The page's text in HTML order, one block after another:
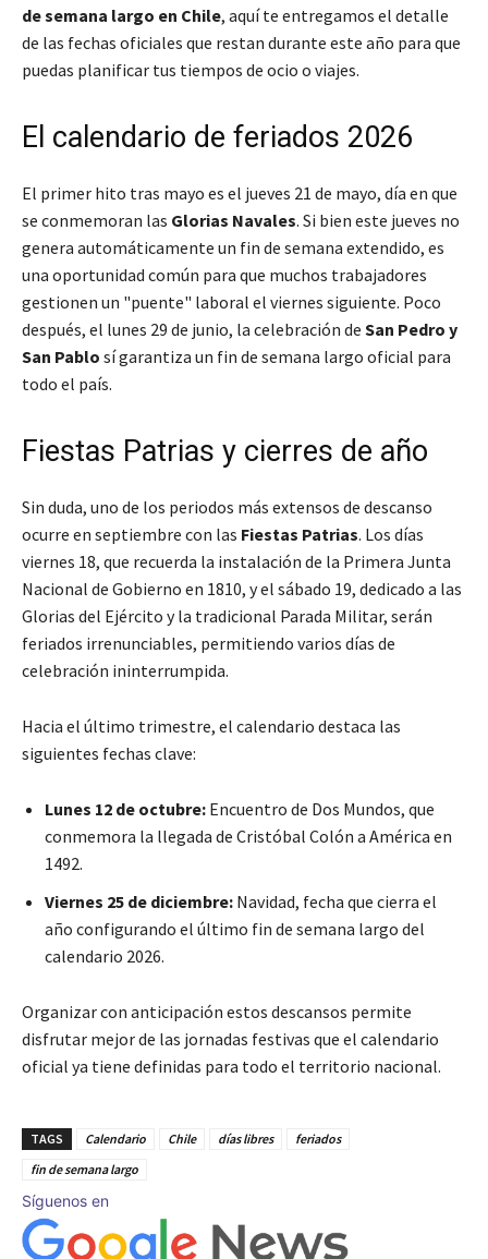
de semana largo en Chile, aquí te entregamos el detalle
de las fechas oficiales que restan durante este año para que
puedas planificar tus tiempos de ocio o viajes.
El calendario de feriados 2026
El primer hito tras mayo es el jueves 21 de mayo, día en que
se conmemoran las Glorias Navales. Si bien este jueves no
genera automáticamente un fin de semana extendido, es
una oportunidad común para que muchos trabajadores
gestionen un "puente" laboral el viernes siguiente. Poco
después, el lunes 29 de junio, la celebración de San Pedro y
San Pablo sí garantiza un fin de semana largo oficial para
todo el país.
Fiestas Patrias y cierres de año
Sin duda, uno de los periodos más extensos de descanso
ocurre en septiembre con las Fiestas Patrias. Los días
viernes 18, que recuerda la instalación de la Primera Junta
Nacional de Gobierno en 1810, y el sábado 19, dedicado a las
Glorias del Ejército y la tradicional Parada Militar, serán
feriados irrenunciables, permitiendo varios días de
celebración ininterrumpida.
Hacia el último trimestre, el calendario destaca las
siguientes fechas clave:
Lunes 12 de octubre: Encuentro de Dos Mundos, que
conmemora la llegada de Cristóbal Colón a América en
1492.
Viernes 25 de diciembre: Navidad, fecha que cierra el
año configurando el último fin de semana largo del
calendario 2026.
Organizar con anticipación estos descansos permite
disfrutar mejor de las jornadas festivas que el calendario
oficial ya tiene definidas para todo el territorio nacional.
TAGS Calendario Chile días libres
feriados
fin de semana largo
Síguenos en